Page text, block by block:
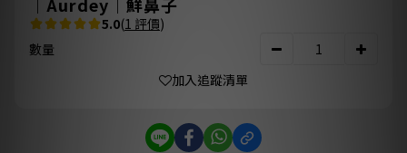
5.0(1 評價)
數量
加入追蹤清單